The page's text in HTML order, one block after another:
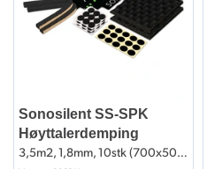
Sonosilent SS-SPK
Høyttalerdemping
3,5m2, 1,8mm, 10stk (700x500mm)